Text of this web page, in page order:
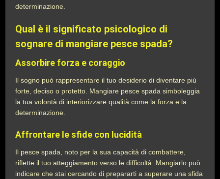
determinazione.
Qual è il significato psicologico di
sognare di mangiare pesce spada?
Assorbire forza e coraggio
Il sogno può rappresentare il tuo desiderio di diventare più
forte, deciso o protetto. Mangiare pesce spada simboleggia
la tua volontà di interiorizzare qualità come la forza e la
determinazione.
Affrontare le sfide con lucidità
Il pesce spada, noto per la sua capacità di combattere,
riflette il tuo atteggiamento verso le difficoltà. Mangiarlo può
indicare che stai cercando di prepararti a superare una sfida